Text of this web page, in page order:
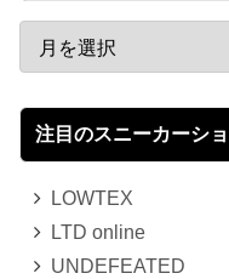
注目のスニーカーシ
LOWTEX
LTD online
UNDEFEATED